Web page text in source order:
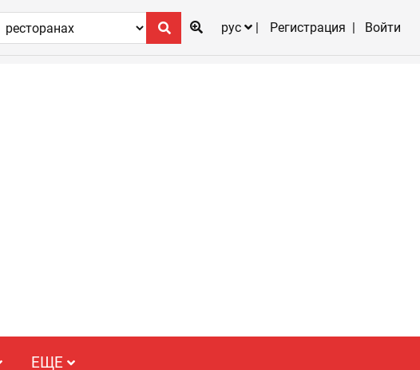
рус
Регистрация Войти
ЕЩЕ